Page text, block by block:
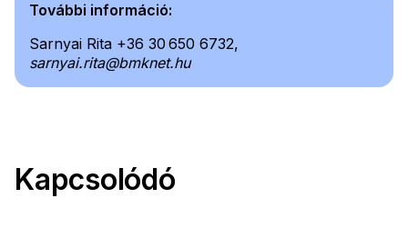
További információ:
Sarnyai Rita +36 30 650 6732,
sarnyai.rita@bmknet.hu
Kapcsolódó